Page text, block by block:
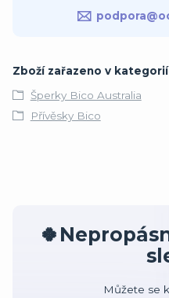
Zboží zařazeno v
Šperky Bico Australia
Přívěsky Bico
Můžete se